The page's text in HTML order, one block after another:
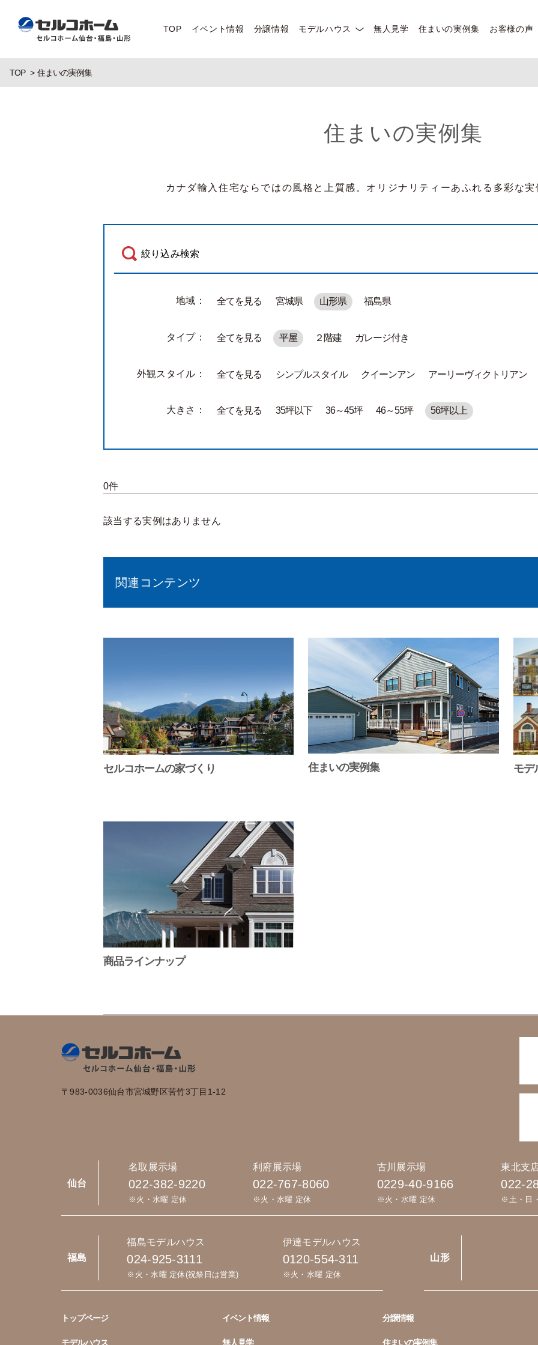
TOP イベント情報 分譲情報 モデルハウス 無人見学 住まいの実例集 お客様の声
TOP 住まいの実例集
住まいの実例集
カナダ輸入住宅ならではの風格と上質感。オリジナリティーあふれる多彩な
絞り込み検索
地域： 全てを見る 宮城県 山形県 福島県
タイプ： 全てを見る 平屋 ２階建 ガレージ付き
外観スタイル： 全てを見る シンプルスタイル クイーンアン アーリーヴィクトリアン
大きさ： 全てを見る 35坪以下 36～45坪 46～55坪 56坪以上
0件
該当する実例はありません
関連コンテンツ
セルコホームの家づくり 住まいの実例集 モデ
商品ラインナップ
〒983-0036仙台市宮城野区苦竹3丁目1-12
仙台
名取展示場
022-382-9220
※火・水曜 定休
利府展示場
022-767-8060
※火・水曜 定休
古川展示場
0229-40-9166
※火・水曜 定休
東北支
022-
※土・日
福島
福島モデルハウス
024-925-3111
※火・水曜 定休(祝祭日は営業)
伊達モデルハウス
0120-554-311
※火・水曜 定休
山形
トップページ
モデルハウス
イベント情報
無人見学
分譲情報
住まいの実例集